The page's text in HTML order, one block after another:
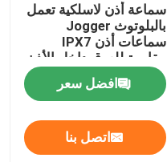
سماعة أذن لاسلكية تعمل
بالبلوتوث Jogger
سماعات أذن IPX7
مقاومة للعرق داخل الأذن
للرياضة والجري
افضل سعر
اتصل بنا